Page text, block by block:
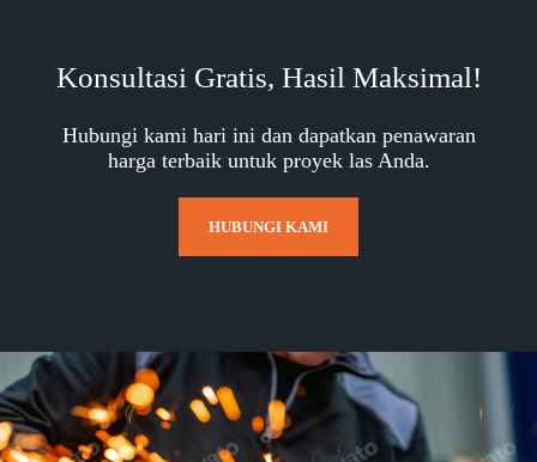
Konsultasi Gratis, Hasil Maksimal!
Hubungi kami hari ini dan dapatkan penawaran
harga terbaik untuk proyek las Anda.
HUBUNGI KAMI